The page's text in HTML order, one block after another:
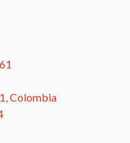
Colombia